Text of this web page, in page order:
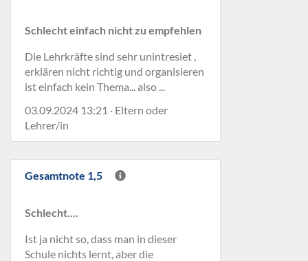
Schlecht einfach nicht zu empfehlen
Die Lehrkräfte sind sehr unintresiet ,
erklären nicht richtig und organisieren
ist einfach kein Thema... also ...
03.09.2024 13:21 · Eltern oder
Lehrer/in
Gesamtnote 1,5
Schlecht....
Ist ja nicht so, dass man in dieser
Schule nichts lernt, aber die